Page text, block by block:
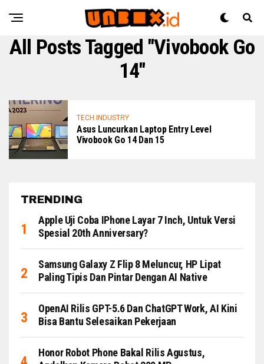
All Posts Tagged "Vivobook Go
14"
TECH INDUSTRY
Asus Luncurkan Laptop Entry Level
Vivobook Go 14 Dan 15
TRENDING
Apple Uji Coba IPhone Layar 7 Inch, Untuk Versi
Spesial 20th Anniversary?
Samsung Galaxy Z Flip 8 Meluncur, HP Lipat
Paling Tipis Dan Pintar Dengan AI Native
OpenAI Rilis GPT-5.6 Dan ChatGPT Work, AI Kini
Bisa Bantu Selesaikan Pekerjaan
Honor Robot Phone Bakal Rilis Agustus,